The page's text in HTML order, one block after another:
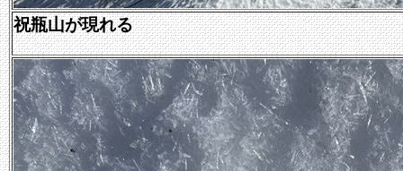
祝瓶山が現れる